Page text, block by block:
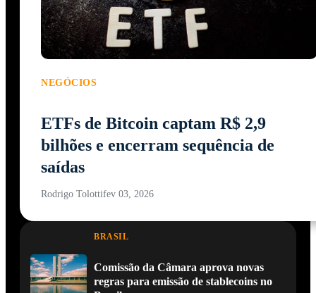
NEGÓCIOS
ETFs de Bitcoin captam R$ 2,9
bilhões e encerram sequência de
saídas
Rodrigo Tolottifev 03, 2026
BRASIL
Comissão da Câmara aprova novas
regras para emissão de stablecoins no